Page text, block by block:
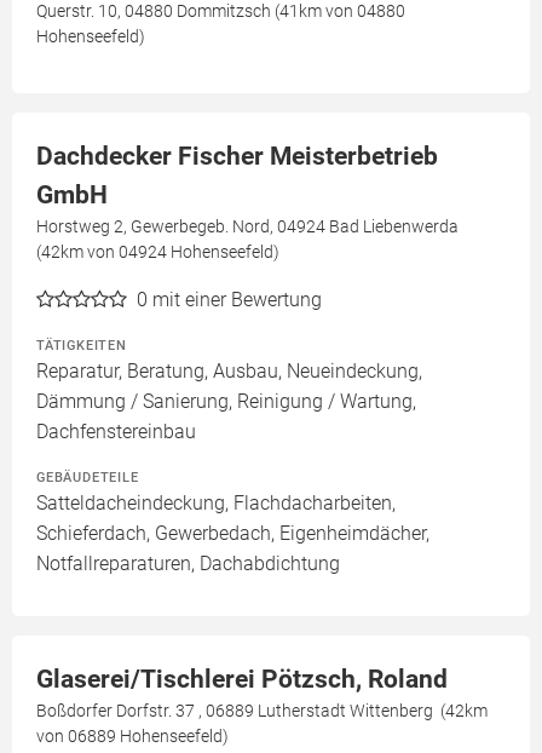
Querstr. 10, 04880 Dommitzsch (41km von 04880
Hohenseefeld)
Dachdecker Fischer Meisterbetrieb
GmbH
Horstweg 2, Gewerbegeb. Nord, 04924 Bad Liebenwerda
(42km von 04924 Hohenseefeld)
0 mit einer Bewertung
TÄTIGKEITEN
Reparatur, Beratung, Ausbau, Neueindeckung,
Dämmung / Sanierung, Reinigung / Wartung,
Dachfenstereinbau
GEBÄUDETEILE
Satteldacheindeckung, Flachdacharbeiten,
Schieferdach, Gewerbedach, Eigenheimdächer,
Notfallreparaturen, Dachabdichtung
Glaserei/Tischlerei Pötzsch, Roland
Boßdorfer Dorfstr. 37 , 06889 Lutherstadt Wittenberg (42km
von 06889 Hohenseefeld)